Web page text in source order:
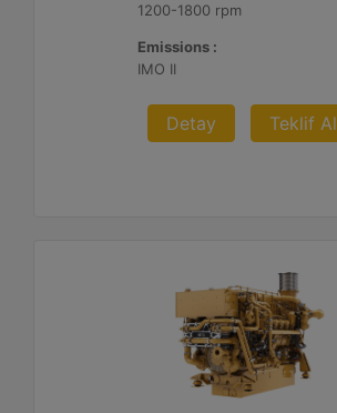
1200-1800 rpm
Emissions :
IMO II
Detay Teklif Al